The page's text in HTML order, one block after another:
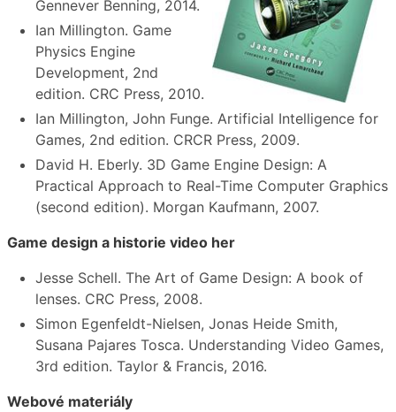
Gennever Benning, 2014.
Ian Millington. Game
Physics Engine
Development, 2nd
edition. CRC Press, 2010.
Ian Millington, John Funge. Artificial Intelligence for
Games, 2nd edition. CRCR Press, 2009.
David H. Eberly. 3D Game Engine Design: A
Practical Approach to Real-Time Computer Graphics
(second edition). Morgan Kaufmann, 2007.
Game design a historie video her
Jesse Schell. The Art of Game Design: A book of
lenses. CRC Press, 2008.
Simon Egenfeldt-Nielsen, Jonas Heide Smith,
Susana Pajares Tosca. Understanding Video Games,
3rd edition. Taylor & Francis, 2016.
Webové materiály